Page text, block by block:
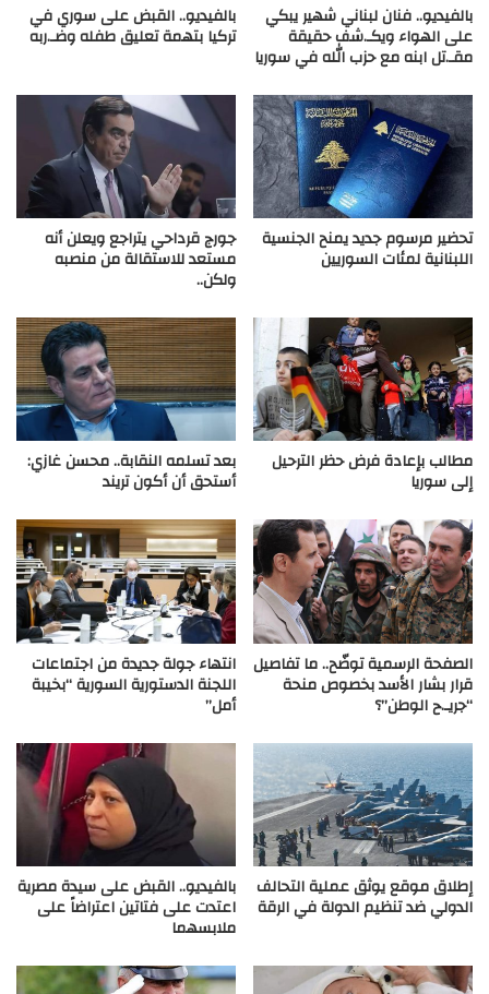
بالفيديو.. فنان لبناني شهير يبكي
على الهواء ويكـ.شف حقيقة
مقـ.تل ابنه مع حزب الله في سوريا
بالفيديو.. القبض على سوري في
تركيا بتهمة تعليق طفله وضـ.ربه
تحضير مرسوم جديد يمنح الجنسية
اللبنانية لمئات السوريين
جورج قرداحي يتراجع ويعلن أنه
مستعد للاستقالة من منصبه
ولكن..
مطالب بإعادة فرض حظر الترحيل
إلى سوريا
بعد تسلمه النقابة.. محسن غازي:
أستحق أن أكون تريند
الصفحة الرسمية توضّح.. ما تفاصيل
قرار بشار الأسد بخصوص منحة
“جريـ.ح الوطن”؟
انتهاء جولة جديدة من اجتماعات
اللجنة الدستورية السورية “بخيبة
أمل”
إطلاق موقع يوثق عملية التحالف
الدولي ضد تنظيم الدولة في الرقة
بالفيديو.. القبض على سيدة مصرية
اعتدت على فتاتين اعتراضاً على
ملابسهما